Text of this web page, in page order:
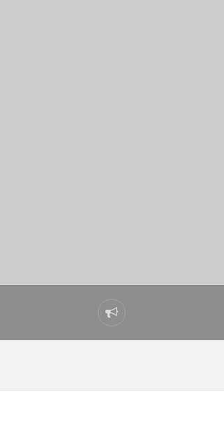
Prijavi
problem